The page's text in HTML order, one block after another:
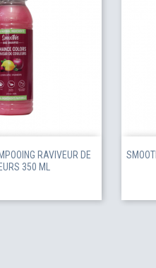
RAVIVEUR DE
350 ML